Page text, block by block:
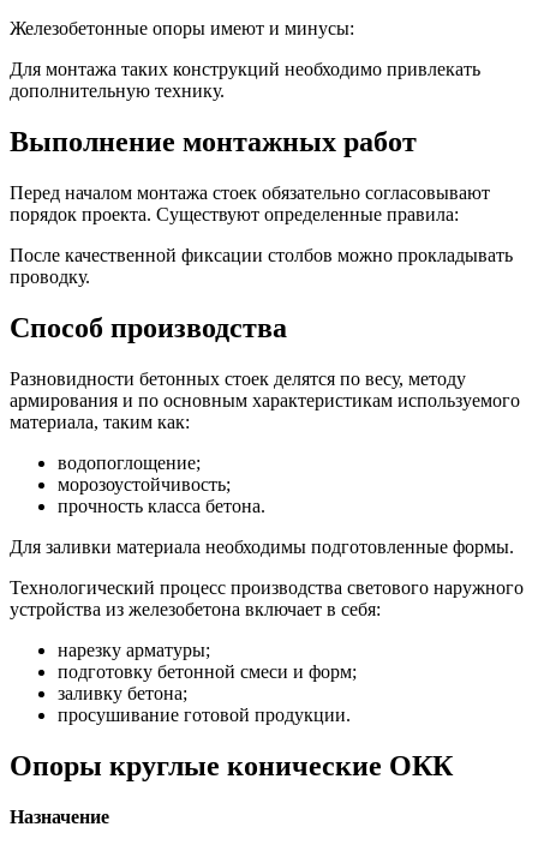
Железобетонные опоры имеют и минусы:
Для монтажа таких конструкций необходимо привлекать
дополнительную технику.
Выполнение монтажных работ
Перед началом монтажа стоек обязательно согласовывают
порядок проекта. Существуют определенные правила:
После качественной фиксации столбов можно прокладывать
проводку.
Способ производства
Разновидности бетонных стоек делятся по весу, методу
армирования и по основным характеристикам используемого
материала, таким как:
водопоглощение;
морозоустойчивость;
прочность класса бетона.
Для заливки материала необходимы подготовленные формы.
Технологический процесс производства светового наружного
устройства из железобетона включает в себя:
нарезку арматуры;
подготовку бетонной смеси и форм;
заливку бетона;
просушивание готовой продукции.
Опоры круглые конические ОКК
Назначение